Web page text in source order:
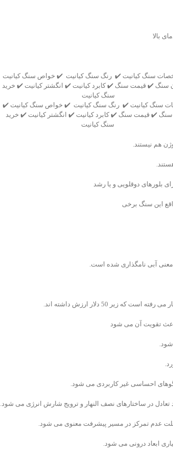
بالا
سنگ کیانیت ✔️ رنگ سنگ کیانیت ✔️ خواص سنگ کیانیت ✔️
✔️ قیمت سنگ ✔️ کابرد کیانیت ✔️ انگشتر کیانیت ✔️ خرید
سنگ کیانیت
هم نیستند.
بلورهای دوقلویی و یا رشد
این سنگ برخی
50 دلار ارزش داشته اند.
تقویت آن می شود
احساسی غیر کاربردی می شود.
تعادل در ساختارهای نصف النهار و ترویج شارش انرژی می شود.
عدم تمرکز در مسیر پیشرفت معنوی می شود.
ابعاد درونی می شود.